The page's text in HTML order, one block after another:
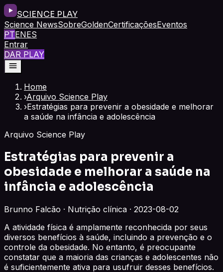
SCIENCE PLAY
Science NewsSobreGoldenCertificaçõesEventos
PTENES
Entrar
DAR PLAY
Home
›Arquivo Science Play
›Estratégias para prevenir a obesidade e melhorar
a saúde na infância e adolescência
Arquivo Science Play
Estratégias para prevenir a
obesidade e melhorar a saúde na
infância e adolescência
Brunno Falcão · Nutrição clínica · 2023-08-02
A atividade física é amplamente reconhecida por seus
diversos benefícios à saúde, incluindo a prevenção e o
controle da obesidade. No entanto, é preocupante
constatar que a maioria das crianças e adolescentes não
é suficientemente ativa para usufruir desses benefícios.